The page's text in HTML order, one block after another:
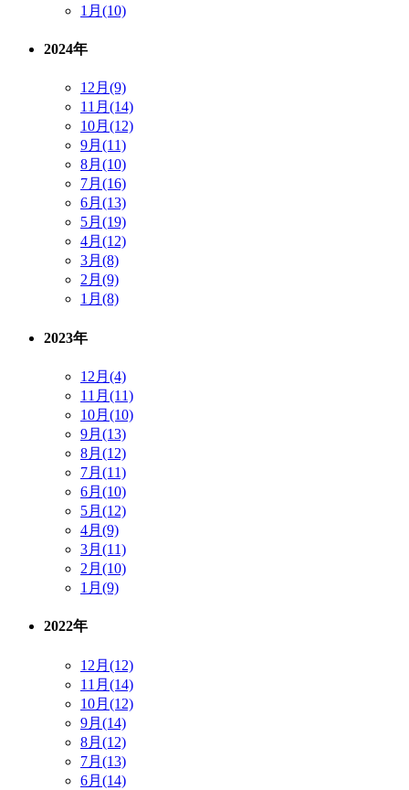
1月(10)
2024年
12月(9)
11月(14)
10月(12)
9月(11)
8月(10)
7月(16)
6月(13)
5月(19)
4月(12)
3月(8)
2月(9)
1月(8)
2023年
12月(4)
11月(11)
10月(10)
9月(13)
8月(12)
7月(11)
6月(10)
5月(12)
4月(9)
3月(11)
2月(10)
1月(9)
2022年
12月(12)
11月(14)
10月(12)
9月(14)
8月(12)
7月(13)
6月(14)